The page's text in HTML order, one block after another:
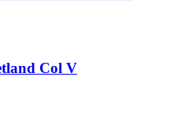
Col V